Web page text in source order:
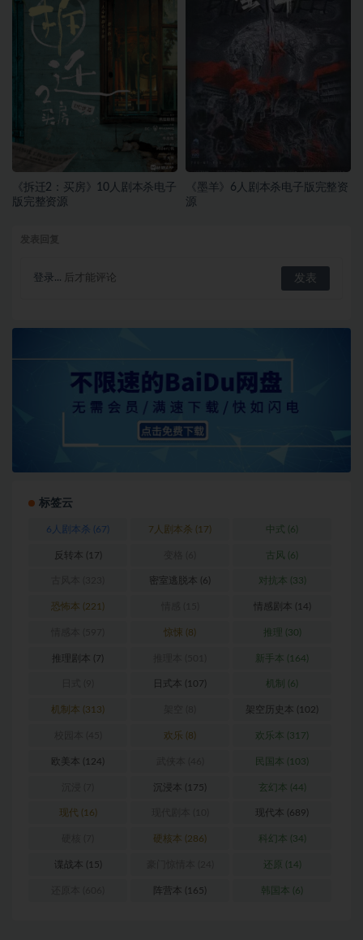
《拆迁2：买房》10人剧本杀电子
版完整资源
《墨羊》6人剧本杀电子版完整资
源
登录... 后才能评论
标签云
6人剧本杀 (67) 7人剧本杀 (17) 中式 (6)
反转本 (17) 古风 (6)
密室逃脱本 (6) 对抗本 (33)
恐怖本 (221) 情感剧本 (14)
惊悚 (8) 推理 (30)
推理剧本 (7) 新手本 (164)
日式本 (107) 机制 (6)
机制本 (313) 架空历史本 (102)
欢乐 (8) 欢乐本 (317)
欧美本 (124) 民国本 (103)
沉浸本 (175) 玄幻本 (44)
现代 (16) 现代本 (689)
硬核本 (286) 科幻本 (34)
谍战本 (15) 还原 (14)
阵营本 (165) 韩国本 (6)